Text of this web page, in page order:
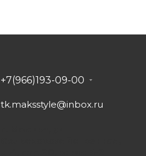
+7(966)193-09-00
tk.maksstyle@inbox.ru